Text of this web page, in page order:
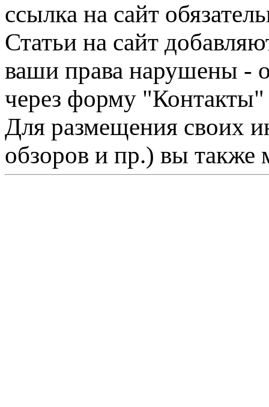
ссылка на сайт
Статьи на сайт
ваши права нарушены -
через форму "Контакты"
Для размещения своих
обзоров и пр.) вы также